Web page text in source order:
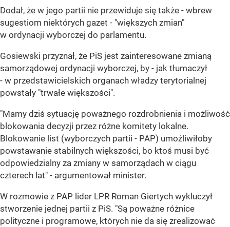
Dodał, że w jego partii nie przewiduje się także - wbrew
sugestiom niektórych gazet - "większych zmian"
w ordynacji wyborczej do parlamentu.
Gosiewski przyznał, że PiS jest zainteresowane zmianą
samorządowej ordynacji wyborczej, by - jak tłumaczył
- w przedstawicielskich organach władzy terytorialnej
powstały "trwałe większości".
"Mamy dziś sytuację poważnego rozdrobnienia i możliwość
blokowania decyzji przez różne komitety lokalne.
Blokowanie list (wyborczych partii - PAP) umożliwiłoby
powstawanie stabilnych większości, bo ktoś musi być
odpowiedzialny za zmiany w samorządach w ciągu
czterech lat" - argumentował minister.
W rozmowie z PAP lider LPR Roman Giertych wykluczył
stworzenie jednej partii z PiS. "Są poważne różnice
polityczne i programowe, których nie da się zrealizować